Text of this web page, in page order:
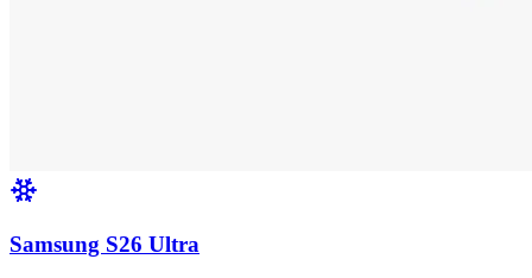
Samsung S26 Ultra